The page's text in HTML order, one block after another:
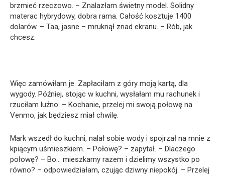
brzmieć rzeczowo. – Znalazłam świetny model. Solidny
materac hybrydowy, dobra rama. Całość kosztuje 1400
dolarów. – Taa, jasne – mruknął znad ekranu. – Rób, jak
chcesz.
Więc zamówiłam je. Zapłaciłam z góry moją kartą, dla
wygody. Później, stojąc w kuchni, wysłałam mu rachunek i
rzuciłam luźno: – Kochanie, przelej mi swoją połowę na
Venmo, jak będziesz miał chwilę.
Mark wszedł do kuchni, nalał sobie wody i spojrzał na mnie z
kpiącym uśmieszkiem. – Połowę? – zapytał. – Dlaczego
połowę? – Bo… mieszkamy razem i dzielimy wszystko po
równo? – odpowiedziałam, czując dziwny niepokój. – Przelej